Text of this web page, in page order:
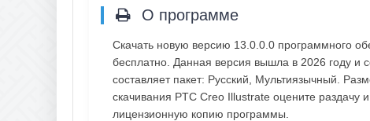
О программе
Скачать новую версию 13.0.0.0 программного
бесплатно. Данная версия вышла в 2026 году и
составляет пакет: Русский, Мультиязычный.
скачивания PTC Creo Illustrate оцените раздачу
лицензионную копию программы.